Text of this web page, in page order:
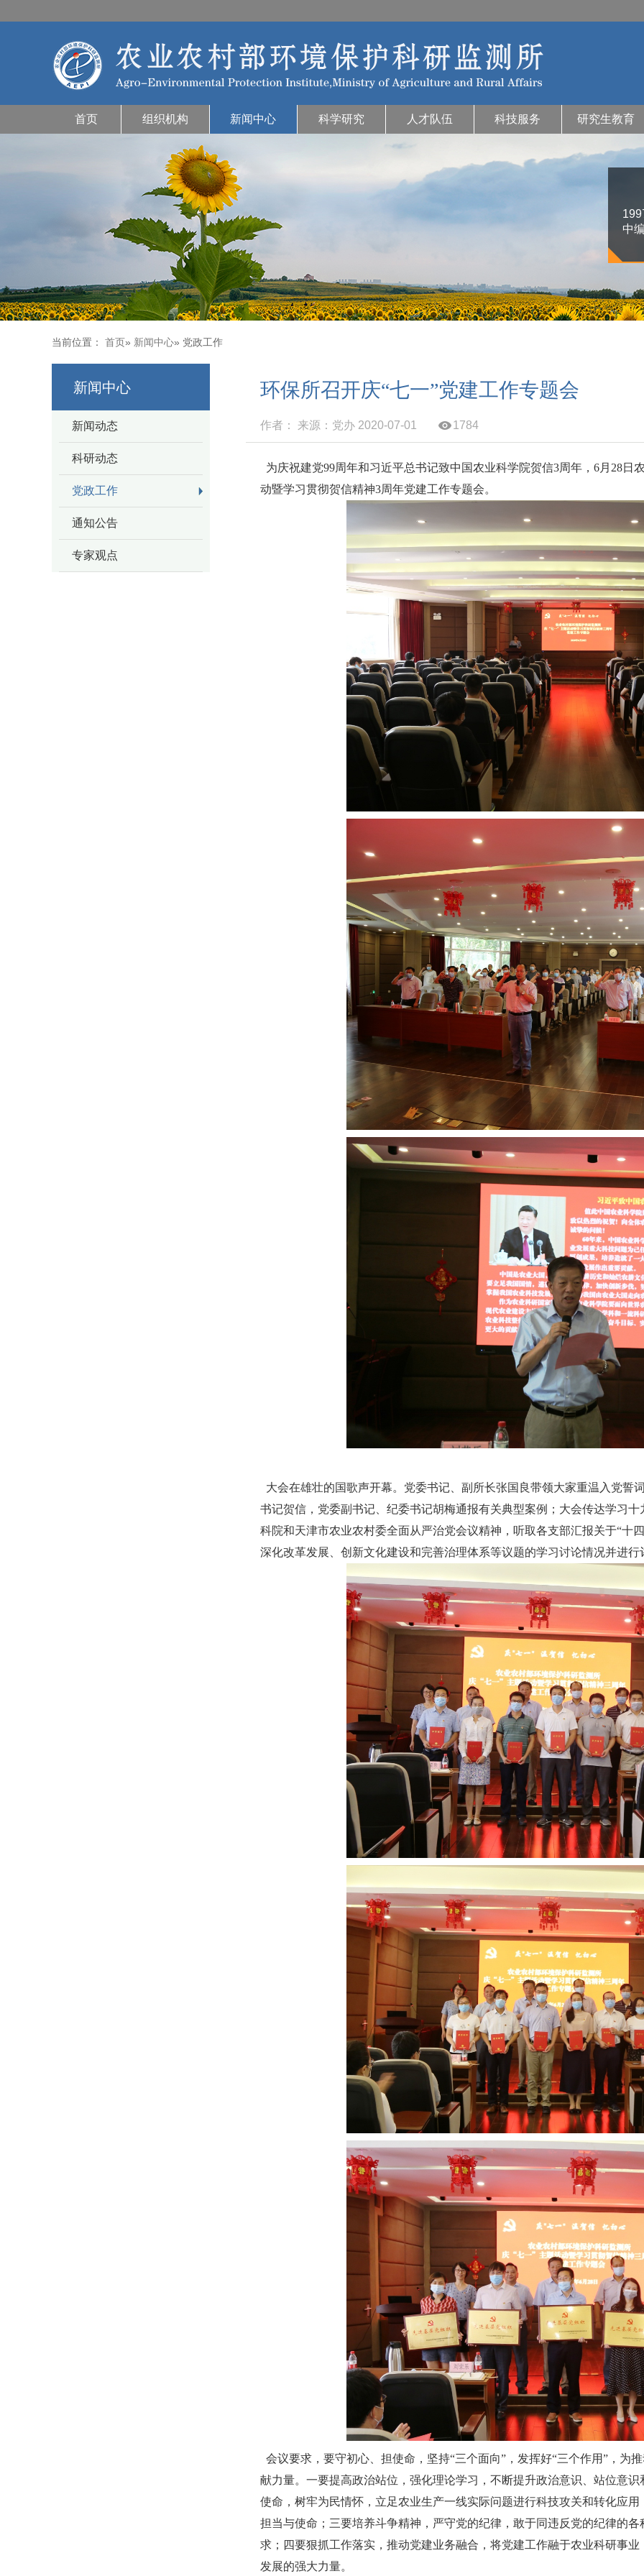
首页 组织机构 新闻中心 科学研究 人才队伍 科技服务 研究生教育
中
当前位置： 首页» 新闻中心» 党政工作
新闻中心
新闻动态
科研动态
党政工作
通知公告
专家观点
环保所召开庆“七一”党建工作专题会
作者： 来源：党办 2020-07-01 1784
为庆祝建党99周年和习近平总书记致中国农业科学院贺信3周年，6月28日
动暨学习贯彻贺信精神3周年党建工作专题会。
大会在雄壮的国歌声开幕。党委书记、副所长张国良带领大家重温入党誓
书记贺信，党委副书记、纪委书记胡梅通报有关典型案例；大会传达学习
科院和天津市农业农村委全面从严治党会议精神，听取各支部汇报关于“十
深化改革发展、创新文化建设和完善治理体系等议题的学习讨论情况并进行
会议要求，要守初心、担使命，坚持“三个面向”，发挥好“三个作用”，为
献力量。一要提高政治站位，强化理论学习，不断提升政治意识、站位意
使命，树牢为民情怀，立足农业生产一线实际问题进行科技攻关和转化应
担当与使命；三要培养斗争精神，严守党的纪律，敢于同违反党的纪律的
求；四要狠抓工作落实，推动党建业务融合，将党建工作融于农业科研事
发展的强大力量。